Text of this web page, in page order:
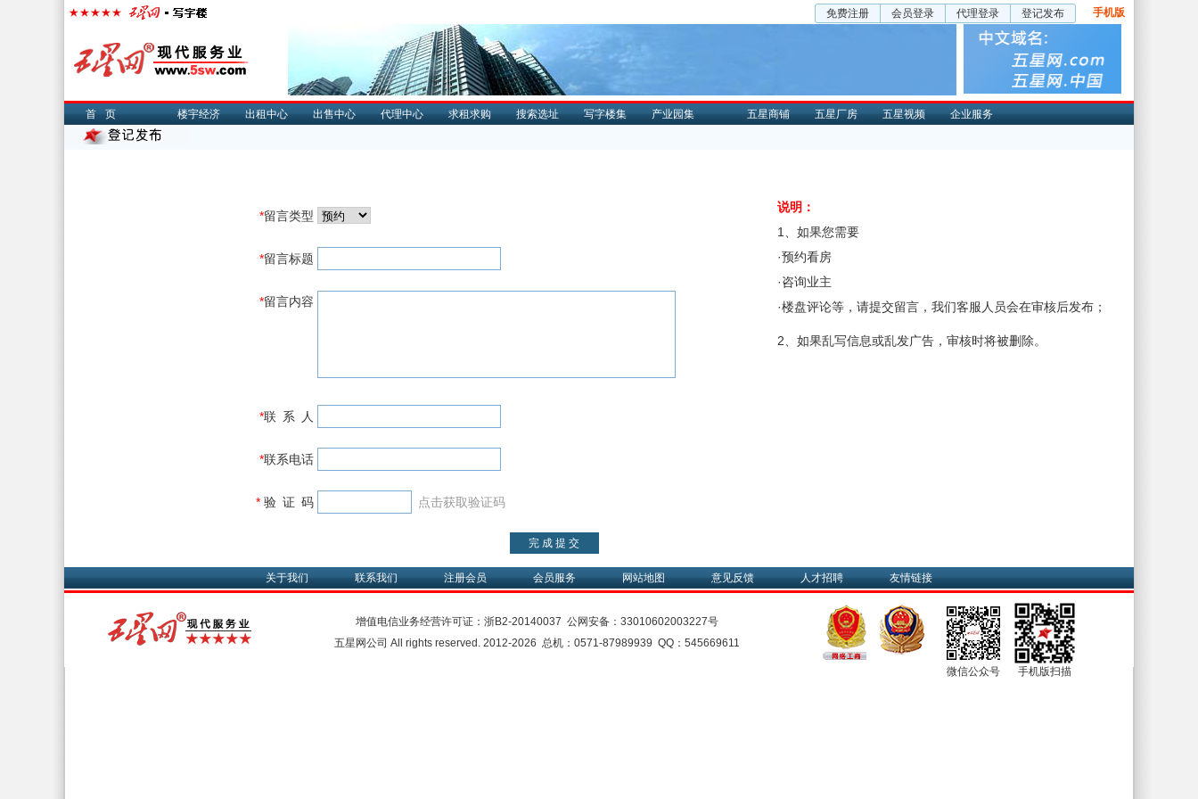
免费注册 会员登录 代理登录 登记发布 手机版
首页 楼宇经济 出租中心 出售中心 代理中心 求租求购 搜索选址 写字楼集 产业园集 五星商铺 五星厂房 五星视频 企业服务
*留言类型
*留言标题
*留言内容
*联 系 人
*联系电话
* 验 证 码 点击获取验证码
说明：
1、如果您需要
·预约看房
·咨询业主
·楼盘评论等，请提交留言，我们客服人员会在审核后发布；
2、如果乱写信息或乱发广告，审核时将被删除。
关于我们 联系我们 注册会员 会员服务 网站地图 意见反馈 人才招聘 友情链接
增值电信业务经营许可证： 浙B2-20140037 公网安备： 33010602003227号
五星网公司 All rights reserved. 2012-2026 总机：0571-87989939 QQ：545669611
微信公众号 手机版扫描